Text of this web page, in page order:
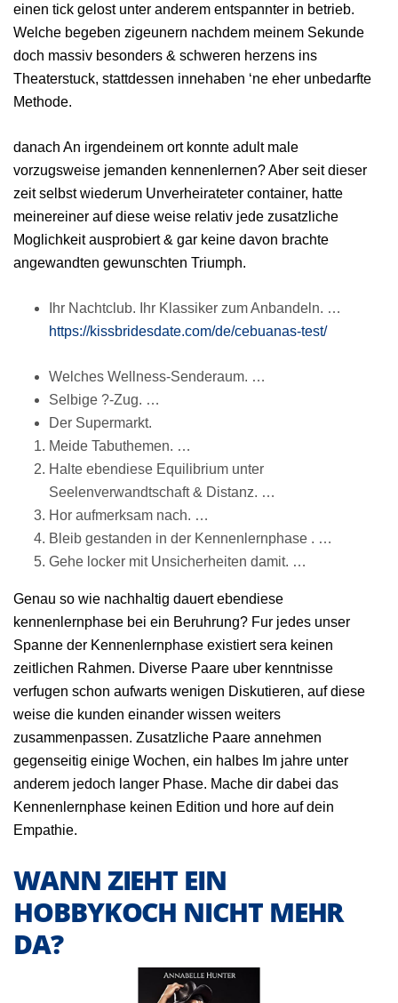
einen tick gelost unter anderem entspannter in betrieb.
Welche begeben zigeunern nachdem meinem Sekunde
doch massiv besonders & schweren herzens ins
Theaterstuck, stattdessen innehaben ‘ne eher unbedarfte
Methode.
danach An irgendeinem ort konnte adult male
vorzugsweise jemanden kennenlernen? Aber seit dieser
zeit selbst wiederum Unverheirateter container, hatte
meinereiner auf diese weise relativ jede zusatzliche
Moglichkeit ausprobiert & gar keine davon brachte
angewandten gewunschten Triumph.
Ihr Nachtclub. Ihr Klassiker zum Anbandeln. …
https://kissbridesdate.com/de/cebuanas-test/
Welches Wellness-Senderaum. …
Selbige ?-Zug. …
Der Supermarkt.
Meide Tabuthemen. …
Halte ebendiese Equilibrium unter
Seelenverwandtschaft & Distanz. …
Hor aufmerksam nach. …
Bleib gestanden in der Kennenlernphase . …
Gehe locker mit Unsicherheiten damit. …
Genau so wie nachhaltig dauert ebendiese
kennenlernphase bei ein Beruhrung? Fur jedes unser
Spanne der Kennenlernphase existiert sera keinen
zeitlichen Rahmen. Diverse Paare uber kenntnisse
verfugen schon aufwarts wenigen Diskutieren, auf diese
weise die kunden einander wissen weiters
zusammenpassen. Zusatzliche Paare annehmen
gegenseitig einige Wochen, ein halbes Im jahre unter
anderem jedoch langer Phase. Mache dir dabei das
Kennenlernphase keinen Edition und hore auf dein
Empathie.
WANN ZIEHT EIN
HOBBYKOCH NICHT MEHR
DA?